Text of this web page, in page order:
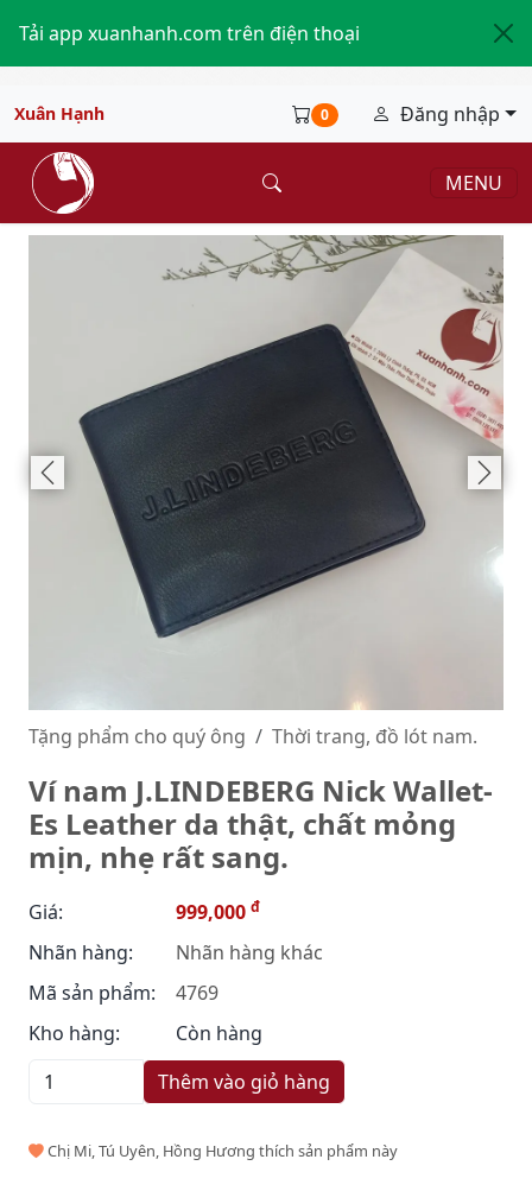
Tải app xuanhanh.com trên điện thoại
Xuân Hạnh 0 Đăng nhập
MENU
Tặng phẩm cho quý ông Thời trang, đồ lót nam.
Ví nam J.LINDEBERG Nick Wallet-
Es Leather da thật, chất mỏng
mịn, nhẹ rất sang.
Giá: 999,000 đ
Nhãn hàng:
Nhãn hàng khác
Mã sản phẩm:
4769
Kho hàng:
Còn hàng
Thêm vào giỏ hàng
Chị Mi, Tú Uyên, Hồng Hương thích sản phẩm này